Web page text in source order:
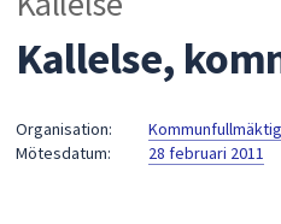
sökförslag
presenteras
fältet.
Använd
Kallelse,
Organisation:
Mötesdatum:
28 februari 2011